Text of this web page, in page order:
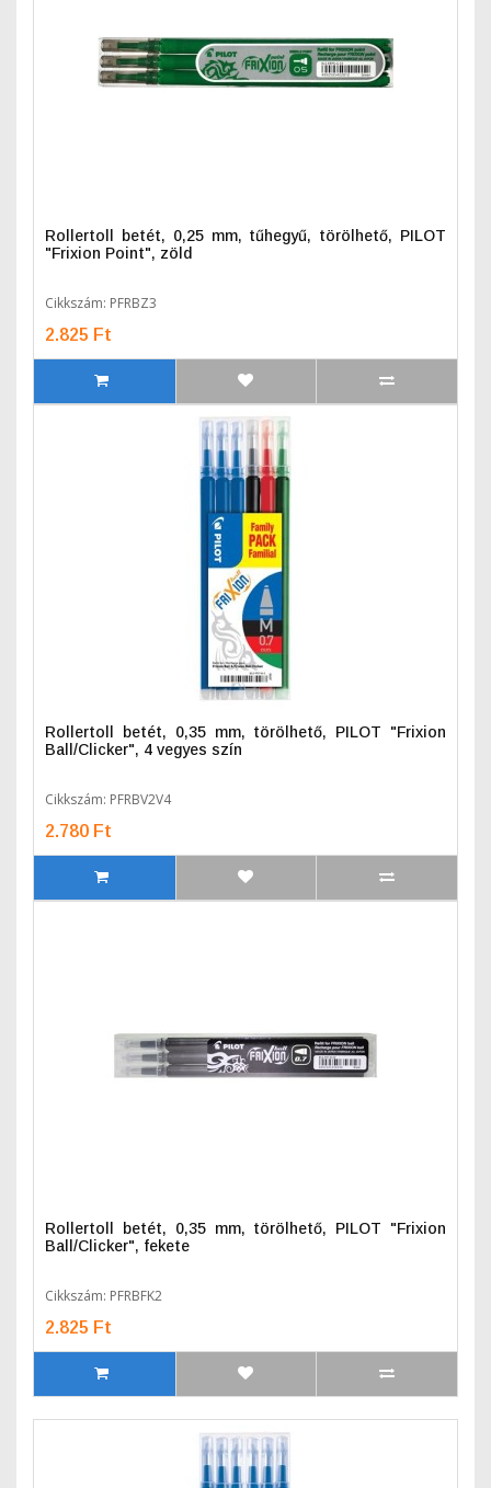
Rollertoll betét, 0,25 mm, tűhegyű, törölhető, PILOT
"Frixion Point", zöld
Cikkszám: PFRBZ3
2.825 Ft
Rollertoll betét, 0,35 mm, törölhető, PILOT "Frixion
Ball/Clicker", 4 vegyes szín
Cikkszám: PFRBV2V4
2.780 Ft
Rollertoll betét, 0,35 mm, törölhető, PILOT "Frixion
Ball/Clicker", fekete
Cikkszám: PFRBFK2
2.825 Ft